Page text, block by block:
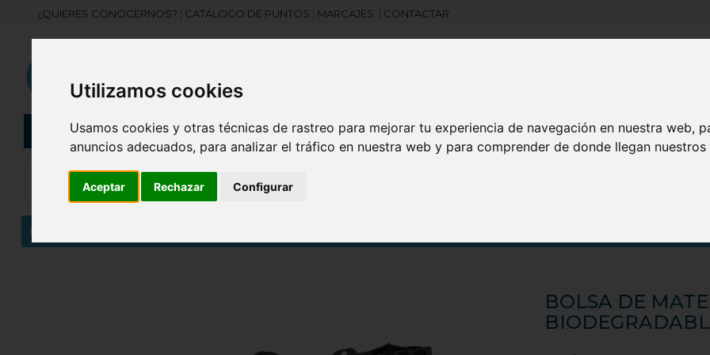
Utilizamos cookies
Usamos cookies y otras técnicas de rastreo para mejorar tu experiencia de navegación en nuestra web,
anuncios adecuados, para analizar el tráfico en nuestra web y para comprender de donde llegan nuestros
Aceptar Rechazar Configurar
¿QUIERES CONOCERNOS? | CATÁLOGO DE PUNTOS | MARCAJES | CONTACTAR
CATEGORÍAS Botellas Bolis Libretas Laboral Camisetas Agendas
Inicio
BOLSA DE